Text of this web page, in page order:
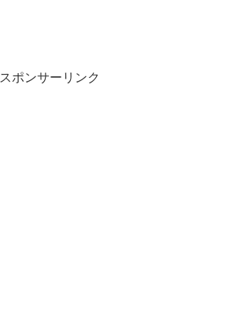
スポンサーリンク